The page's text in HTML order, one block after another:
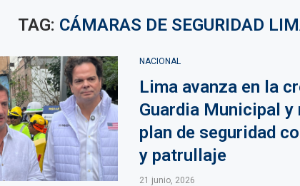
TAG: CÁMARAS DE SEGURIDAD
NACIONAL
Lima avanza en la
Guardia Municipal y
plan de seguridad
y patrullaje
21 junio, 2026